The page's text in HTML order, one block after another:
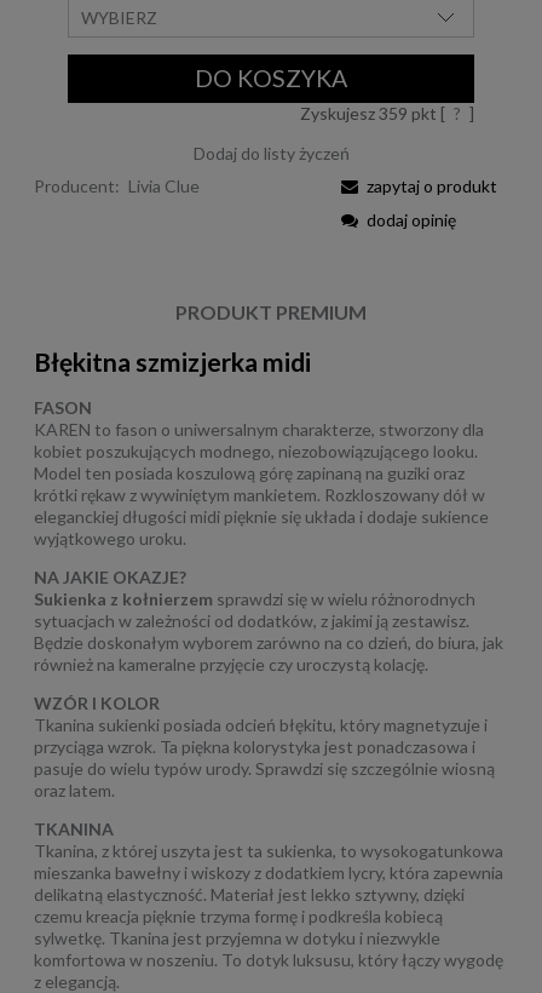
DO KOSZYKA
Zyskujesz359 pkt [ ? ]
Dodaj do listy życzeń
Producent: Livia Clue
zapytaj o produkt
dodaj opinię
PRODUKT PREMIUM
Błękitna szmizjerka midi
FASON
KAREN to fason o uniwersalnym charakterze, stworzony dla
kobiet poszukujących modnego, niezobowiązującego looku.
Model ten posiada koszulową górę zapinaną na guziki oraz
krótki rękaw z wywiniętym mankietem. Rozkloszowany dół w
eleganckiej długości midi pięknie się układa i dodaje sukience
wyjątkowego uroku.
NA JAKIE OKAZJE?
Sukienka z kołnierzem sprawdzi się w wielu różnorodnych
sytuacjach w zależności od dodatków, z jakimi ją zestawisz.
Będzie doskonałym wyborem zarówno na co dzień, do biura, jak
również na kameralne przyjęcie czy uroczystą kolację.
WZÓR I KOLOR
Tkanina sukienki posiada odcień błękitu, który magnetyzuje i
przyciąga wzrok. Ta piękna kolorystyka jest ponadczasowa i
pasuje do wielu typów urody. Sprawdzi się szczególnie wiosną
oraz latem.
TKANINA
Tkanina, z której uszyta jest ta sukienka, to wysokogatunkowa
mieszanka bawełny i wiskozy z dodatkiem lycry, która zapewnia
delikatną elastyczność. Materiał jest lekko sztywny, dzięki
czemu kreacja pięknie trzyma formę i podkreśla kobiecą
sylwetkę. Tkanina jest przyjemna w dotyku i niezwykle
komfortowa w noszeniu. To dotyk luksusu, który łączy wygodę
z elegancją.